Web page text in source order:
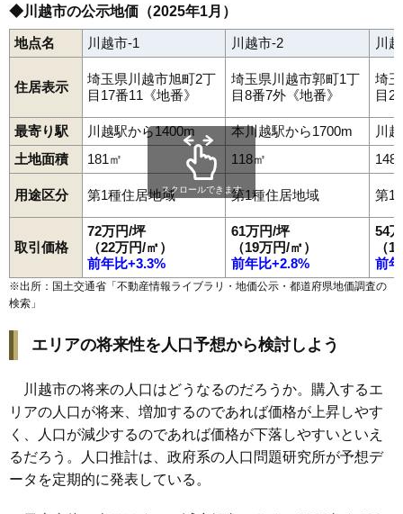
95 藤倉 20万円
96 小堤 1,321万円 7.0%
山城 20万円 2,029万円 13.5%
下広谷 19万円 1,257万円 7.1%
99 鯨井 19万円 1,528万円 8.1%
100 砂久保 18万円 3.7%
18万円
102 芳野台 10,816万円 14.4%
大袋 1,114万円 -0.9%
104 大袋新田 1,455万円 3.6%
105 久下戸 16万円 1,329万円 -0.4%
106
福田 16万円 1,002万円
109 城下町 15万円 1,100万円 6.1%
110 伊佐沼 15万円 897万円 -4.2%
111 谷中 15万円 1,150万円 3.6%
112 寺山 14万円 1,057万円 -4.3%
◆川越市の公示地価（2025年1月）
地点名 川越市-1 川越市-2 川
住居表示
埼玉県川越市旭町2丁
目17番11《地番》
埼玉県川越市郭町1丁
目8番7外《地番》
埼
目
最寄り駅 川越駅から1400m 本川越駅から1700m
川
土地面積
181㎡ 118㎡ 148
用途区分 第1種住居地域 第1種住居地域 第1
取引価格
72万円/坪
（22万円/㎡）
前年比+3.3%
61万円/坪
（19万円/㎡）
前年比+2.8%
54
（
前
スクロールできます
※出所：国土交通省「不動産情報ライブラリ・地価公示・都道府県地価調査の
検索 」
エリアの将来性を人口予想から検討しよう
川越市の将来の人口はどうなるのだろうか。購入するエ
リアの人口が将来、増加するのであれば価格が上昇しやす
く、人口が減少するのであれば価格が下落しやすいといえ
るだろう。人口推計は、政府系の人口問題研究所が予想デ
ータを定期的に発表している。